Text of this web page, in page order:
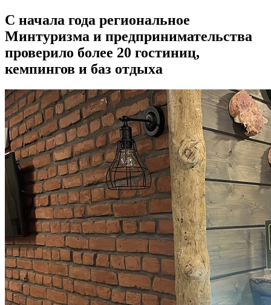
С начала года региональное
Минтуризма и предпринимательства
проверило более 20 гостиниц,
кемпингов и баз отдыха